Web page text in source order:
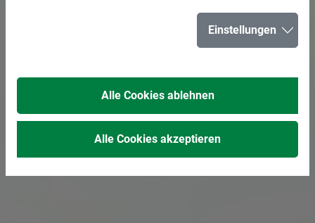
Einstellungen
Alle Cookies ablehnen
Alle Cookies akzeptieren